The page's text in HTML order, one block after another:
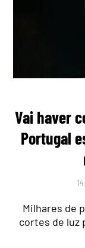
Vai haver
Portugal
Milhares de
cortes de luz